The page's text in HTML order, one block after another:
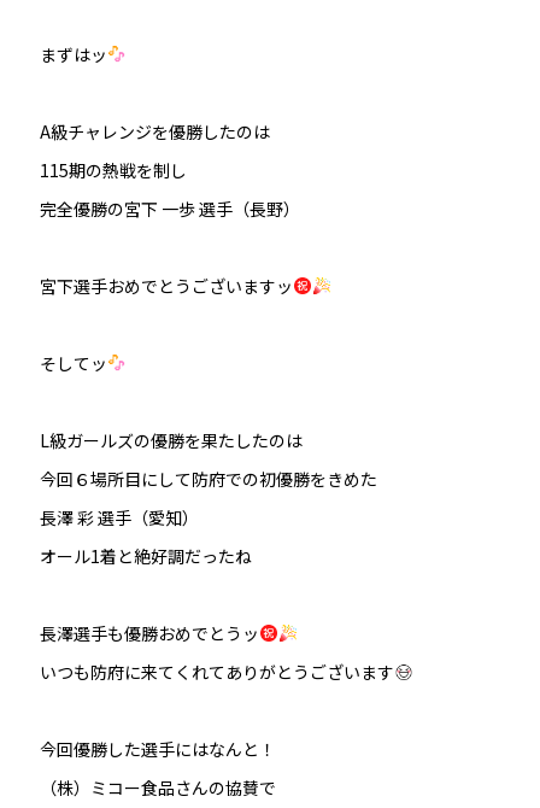
まずはッ
A級チャレンジを優勝したのは
115期の熱戦を制し
完全優勝の宮下 一歩 選手（長野）
宮下選手おめでとうございますッ
そしてッ
L級ガールズの優勝を果たしたのは
今回６場所目にして防府での初優勝をきめた
長澤 彩 選手（愛知）
オール1着と絶好調だったね
長澤選手も優勝おめでとうッ
いつも防府に来てくれてありがとうございます
今回優勝した選手にはなんと！
（株）ミコー食品さんの協賛で